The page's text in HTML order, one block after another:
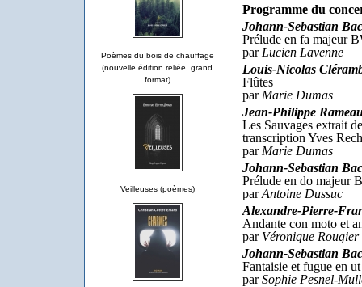
Poèmes du bois de chauffage
(nouvelle édition reliée, grand
format)
Veilleuses (poèmes)
Programme du
Johann-Sebastian
Prélude en fa majeur
par Lucien Lavenne
Louis-Nicolas
Flûtes
par Marie Dumas
Jean-Philippe
Les Sauvages extrait
transcription Yves
par Marie Dumas
Johann-Sebastian
Prélude en do majeur
parAntoine Dussuc
Alexandre-Pierre-
Andante con moto et
par Véronique Rougier
Johann-Sebastian
Fantaisie et fugue en
parSophie Pesnel-